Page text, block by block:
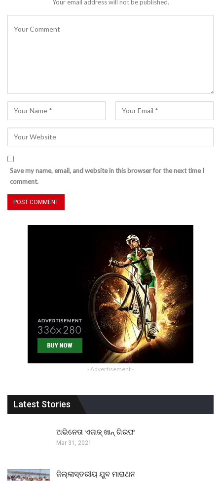
Your email address will not be published.
Save my name, email, and website in this browser for the next time I
comment.
- Advertisement -
Latest Stories
ଅଭିନେତା ଏଜାଜ୍ ଖାନ୍ ଗିରଫ
Mar 31, 2021
ଜିଲ୍ଲାସ୍ତରୀୟ ଯୁବ ମାରାଥନ